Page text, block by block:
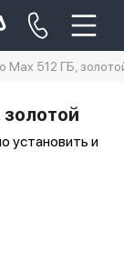
Max 512 ГБ,
золотой
установить и